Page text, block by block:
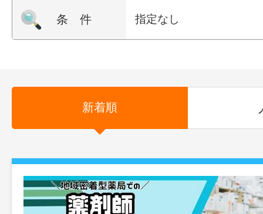
条 件 指定なし
新着順